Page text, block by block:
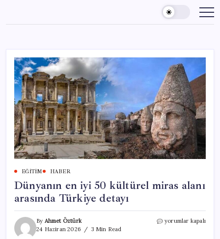
content
EĞITIM HABER
Dünyanın en iyi 50 kültürel miras alanı
arasında Türkiye detayı
By Ahmet Öztürk
24 Haziran 2026
3 Min Read
Dünyanın
yorumlar kapalı